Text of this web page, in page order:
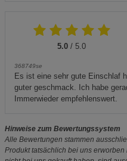
5.0 / 5.0
368749se
Es ist eine sehr gute Einschlaf
guter geschmack. Ich habe
Immerwieder empfehlenswert.
Hinweise zum Bewertungssystem
Alle Bewertungen stammen
Produkt tatsächlich bei uns